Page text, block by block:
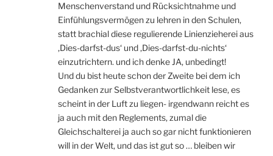
Menschenverstand und Rücksichtnahme und
Einfühlungsvermögen zu lehren in den Schulen,
statt brachial diese regulierende Linienzieherei aus
‚Dies-darfst-dus‘ und ‚Dies-darfst-du-nichts‘
einzutrichtern. und ich denke JA, unbedingt!
Und du bist heute schon der Zweite bei dem ich
Gedanken zur Selbstverantwortlichkeit lese, es
scheint in der Luft zu liegen- irgendwann reicht es
ja auch mit den Reglements, zumal die
Gleichschalterei ja auch so gar nicht funktionieren
will in der Welt, und das ist gut so … bleiben wir